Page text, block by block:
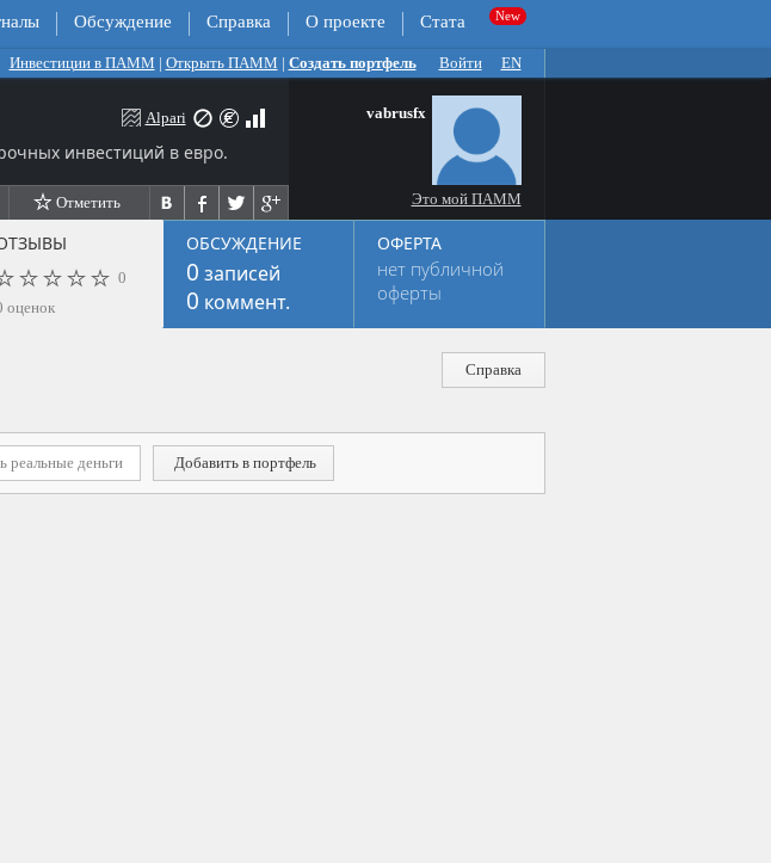
Обсуждение Справка О проекте Стата
Инвестиции в ПАММ | Открыть ПАММ | Создать портфель Войти EN
инвестиций в евро.
Alpari
Отметить
vabrusfx
Это мой ПАММ
0
оценок
ОБСУЖДЕНИЕ
0 записей
0 коммент.
ОФЕРТА
нет публичной
оферты
Справка
реальные деньги Добавить в портфель